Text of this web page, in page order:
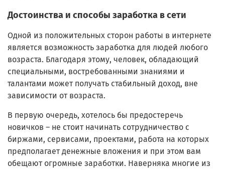
Достоинства и способы заработка в сети
Одной из положительных сторон работы в интернете
является возможность заработка для людей любого
возраста. Благодаря этому, человек, обладающий
специальными, востребованными знаниями и
талантами может получать стабильный доход, вне
зависимости от возраста.
В первую очередь, хотелось бы предостеречь
новичков – не стоит начинать сотрудничество с
биржами, сервисами, проектами, работа на которых
предполагает денежные вложения и при этом вам
обещают огромные заработки. Наверняка многие из